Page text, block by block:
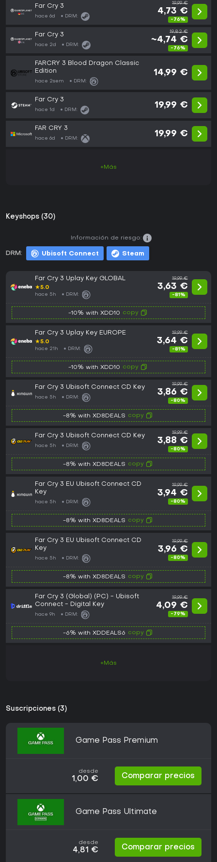
Far Cry 3
hace 6d DRM:
19,99 €
4,73 €
-76%
Far Cry 3
hace 2d DRM:
19,82 €
~4,74 €
-76%
FARCRY 3 Blood Dragon Classic
Edition
hace 2sem DRM:
14,99 €
Far Cry 3
hace 1d DRM:
19,99 €
FAR CRY 3
hace 6d DRM:
19,99 €
+Más
Keyshops (30)
DRM: Ubisoft Connect Steam
Información de riesgo:
Far Cry 3 Uplay Key GLOBAL
★5.0
hace 5h DRM:
19,99 €
3,63 €
-81%
-10% with XDD10 copy
Far Cry 3 Uplay Key EUROPE
★5.0
hace 21h DRM:
19,99 €
3,64 €
-81%
-10% with XDD10 copy
Far Cry 3 Ubisoft Connect CD Key
hace 5h DRM:
19,99 €
3,86 €
-80%
-8% with XD8DEALS copy
Far Cry 3 Ubisoft Connect CD Key
hace 5h DRM:
19,99 €
3,88 €
-80%
-8% with XD8DEALS copy
Far Cry 3 EU Ubisoft Connect CD
Key
hace 5h DRM:
19,99 €
3,94 €
-80%
-8% with XD8DEALS copy
Far Cry 3 EU Ubisoft Connect CD
Key
hace 5h DRM:
19,99 €
3,96 €
-80%
-8% with XD8DEALS copy
Far Cry 3 (Global) (PC) - Ubisoft
Connect - Digital Key
hace 9h DRM:
19,99 €
4,09 €
-79%
-6% with XDDEALS6 copy
+Más
Suscripciones (3)
Game Pass Premium
desde
1,00 € Comparar precios
Game Pass Ultimate
desde
4,81 € Comparar precios